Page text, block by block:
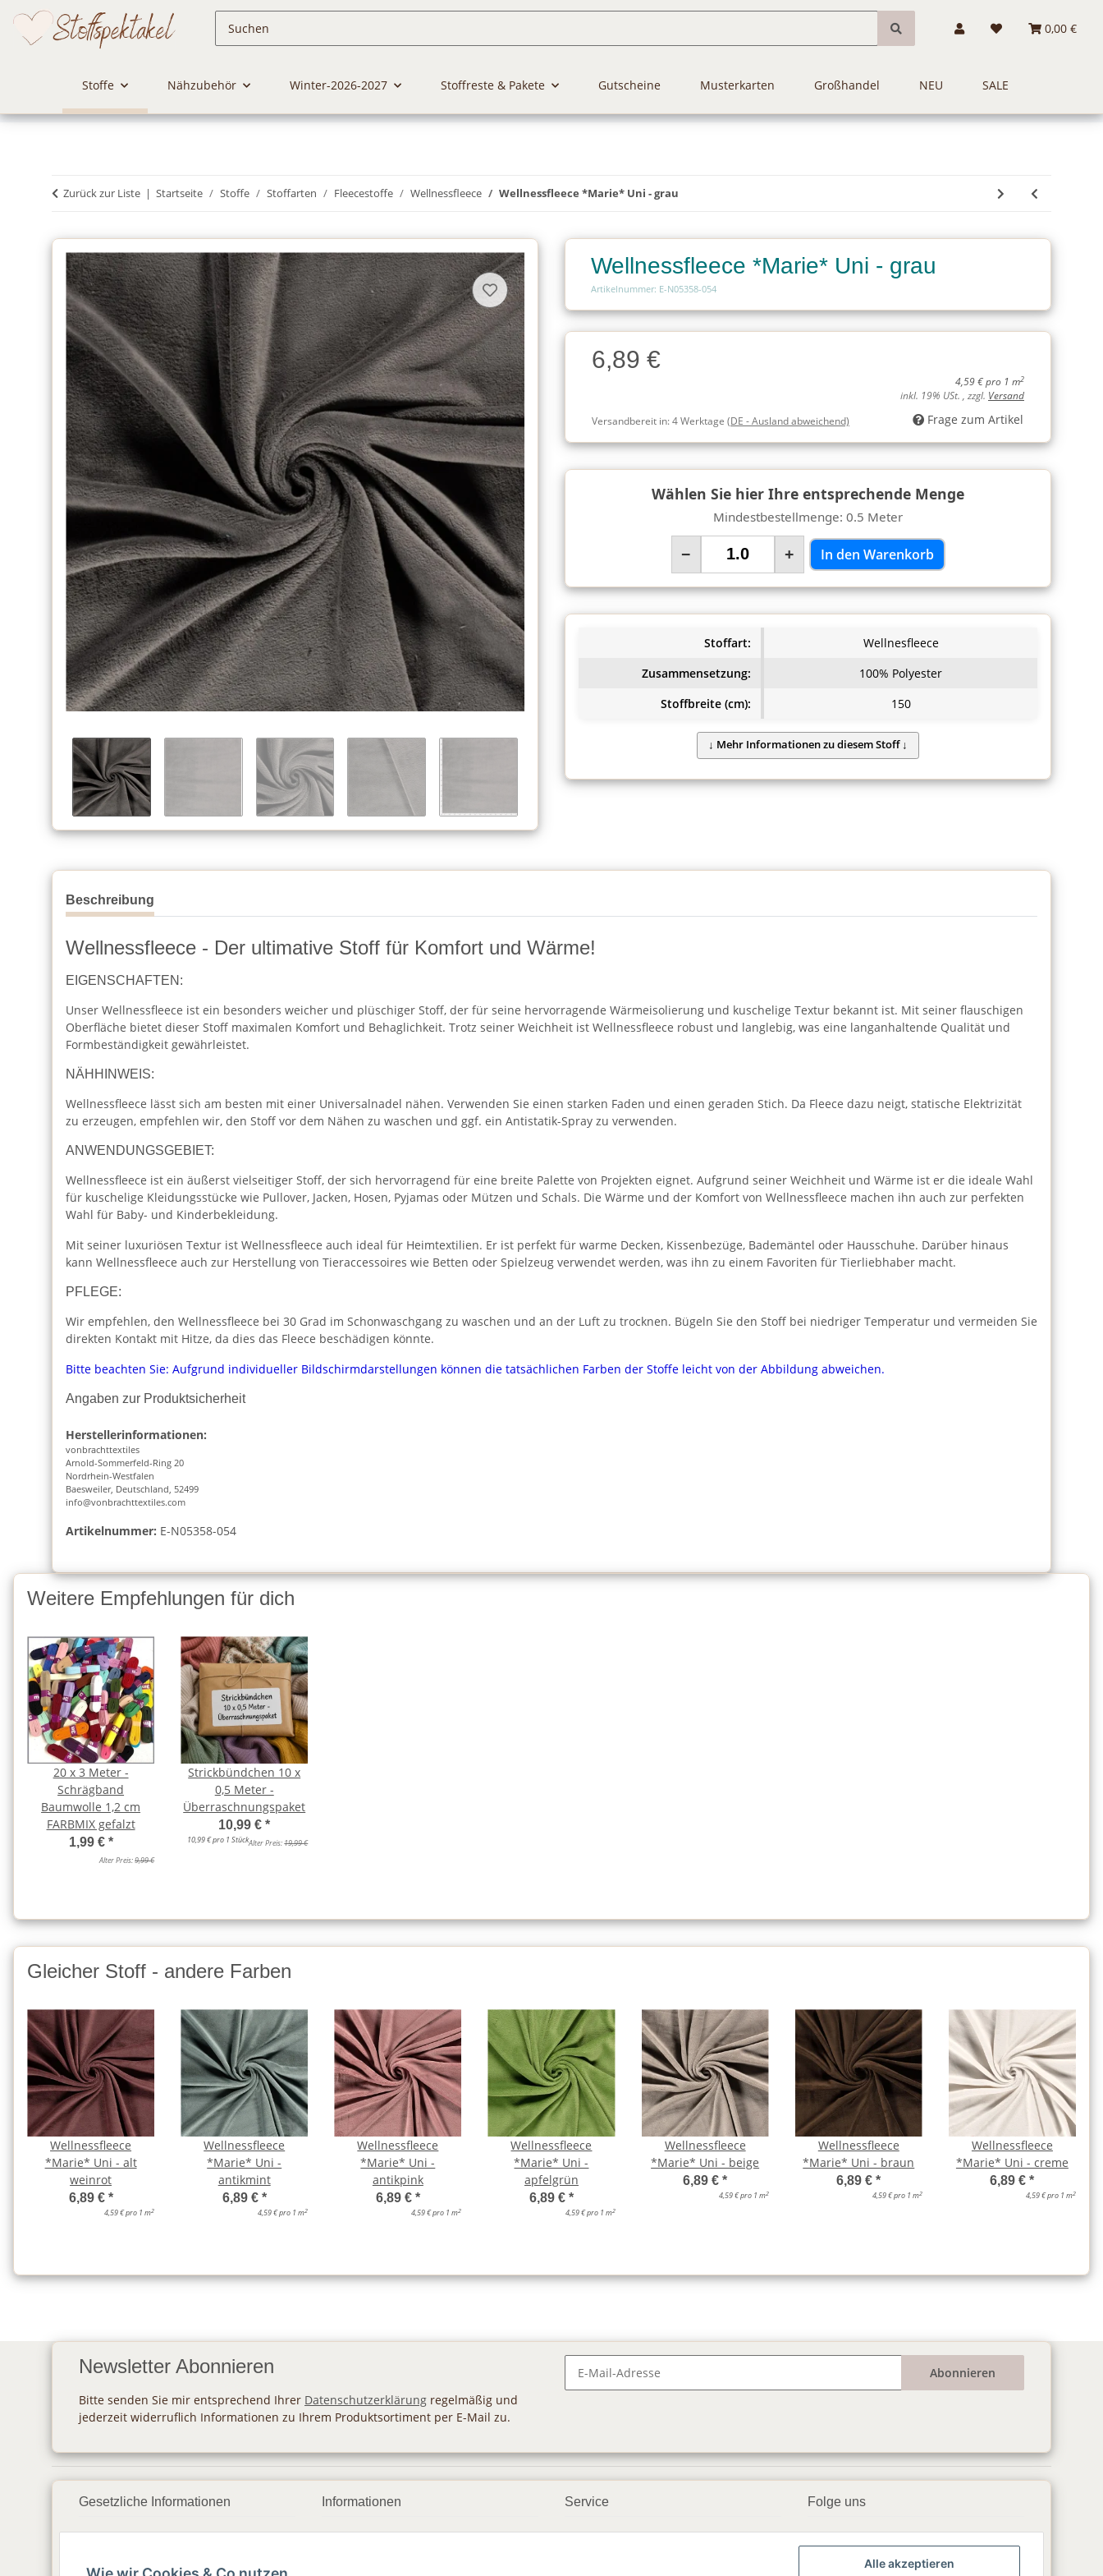
0,00 €
Stoffe Nähzubehör Winter-2026-2027 Stoffreste & Pakete Gutscheine Musterkarten Großhandel NEU SALE
Zurück zur Liste Startseite Stoffe Stoffarten Fleecestoffe Wellnessfleece Wellnessfleece *Marie* Uni - grau
Wellnessfleece *Marie* Uni - grau
Artikelnummer: E-N05358-054
Charge
Charge6,89 €
4,59 € pro 1 m2
inkl. 19% USt. , zzgl. Versand
Versandbereit in:4 Werktage (DE - Ausland abweichend) Frage zum Artikel
Wählen Sie hier Ihre entsprechende Menge
Mindestbestellmenge: 0.5 Meter
− + In den Warenkorb
Stoffart:
Wellnesfleece
Zusammensetzung:
100% Polyester
Stoffbreite (cm):
150
Beschreibung
Wellnessfleece - Der ultimative Stoff für Komfort und Wärme!
EIGENSCHAFTEN:
Unser Wellnessfleece ist ein besonders weicher und plüschiger Stoff, der für seine hervorragende Wärmeisolierung und kuschelige Textur bekannt ist. Mit seiner flauschigen
Oberfläche bietet dieser Stoff maximalen Komfort und Behaglichkeit. Trotz seiner Weichheit ist Wellnessfleece robust und langlebig, was eine langanhaltende Qualität und
Formbeständigkeit gewährleistet.
NÄHHINWEIS:
Wellnessfleece lässt sich am besten mit einer Universalnadel nähen. Verwenden Sie einen starken Faden und einen geraden Stich. Da Fleece dazu neigt, statische Elektrizität
zu erzeugen, empfehlen wir, den Stoff vor dem Nähen zu waschen und ggf. ein Antistatik-Spray zu verwenden.
ANWENDUNGSGEBIET:
Wellnessfleece ist ein äußerst vielseitiger Stoff, der sich hervorragend für eine breite Palette von Projekten eignet. Aufgrund seiner Weichheit und Wärme ist er die ideale Wahl
für kuschelige Kleidungsstücke wie Pullover, Jacken, Hosen, Pyjamas oder Mützen und Schals. Die Wärme und der Komfort von Wellnessfleece machen ihn auch zur perfekten
Wahl für Baby- und Kinderbekleidung.
Mit seiner luxuriösen Textur ist Wellnessfleece auch ideal für Heimtextilien. Er ist perfekt für warme Decken, Kissenbezüge, Bademäntel oder Hausschuhe. Darüber hinaus
kann Wellnessfleece auch zur Herstellung von Tieraccessoires wie Betten oder Spielzeug verwendet werden, was ihn zu einem Favoriten für Tierliebhaber macht.
PFLEGE:
Wir empfehlen, den Wellnessfleece bei 30 Grad im Schonwaschgang zu waschen und an der Luft zu trocknen. Bügeln Sie den Stoff bei niedriger Temperatur und vermeiden Sie
direkten Kontakt mit Hitze, da dies das Fleece beschädigen könnte.
Bitte beachten Sie: Aufgrund individueller Bildschirmdarstellungen können die tatsächlichen Farben der Stoffe leicht von der Abbildung abweichen.
Angaben zur Produktsicherheit
Herstellerinformationen:
vonbrachttextiles
Arnold-Sommerfeld-Ring 20
Nordrhein-Westfalen
Baesweiler, Deutschland, 52499
info@vonbrachttextiles.com
Artikelnummer: E-N05358-054
Weitere Empfehlungen für dich
20 x 3 Meter -
Schrägband
Baumwolle 1,2 cm
FARBMIX gefalzt
1,99 € *
Alter Preis:9,99 €
Strickbündchen 10 x
0,5 Meter -
Überraschnungspaket
10,99 €*
10,99 € pro 1 StückAlter Preis:19,99 €
Gleicher Stoff - andere Farben
Wellnessfleece
*Marie* Uni - alt
weinrot
6,89 € *
4,59 € pro 1 m2
Wellnessfleece
*Marie* Uni -
antikmint
6,89 € *
4,59 € pro 1 m2
Wellnessfleece
*Marie* Uni -
antikpink
6,89 € *
4,59 € pro 1 m2
Wellnessfleece
*Marie* Uni -
apfelgrün
6,89 € *
4,59 € pro 1 m2
Wellnessfleece
*Marie* Uni - beige
6,89 €*
4,59 € pro 1 m2
Wellnessfleece
*Marie* Uni - braun
6,89 €*
4,59 € pro 1 m2
Wellnessfleece
*Marie* Uni - creme
6,89 €*
4,59 € pro 1 m2
Newsletter Abonnieren
Bitte senden Sie mir entsprechend Ihrer Datenschutzerklärung regelmäßig und
jederzeit widerruflich Informationen zu Ihrem Produktsortiment per E-Mail zu.
Abonnieren
Gesetzliche Informationen Informationen Service Folge uns
▶️ YouTube
Alle akzeptieren